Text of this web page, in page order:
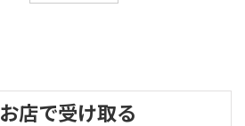
お店で受け取る